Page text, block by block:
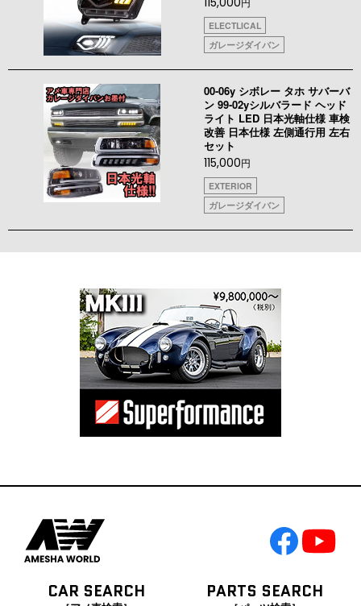
ELECTLICAL
ガレージダイバン
00-06y シボレー タホ サバーバ
ン 99-02yシルバラード ヘッド
ライト LED 日本光軸仕様 車検
改善 日本仕様 左側通行用 左右
セット
115,000円
EXTERIOR
ガレージダイバン
CAR SEARCH PARTS SEARCH